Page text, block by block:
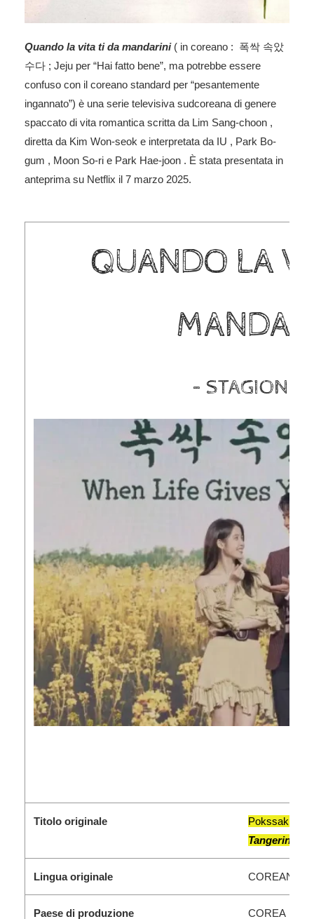
Quando la vita ti da mandarini( in coreano : 폭싹 속았
수다 ; Jeju per “Hai fatto bene”, ma potrebbe essere
confuso con il coreano standard per “pesantemente
ingannato”) è una serie televisiva sudcoreana di genere
spaccato di vita romantica scritta da Lim Sang-choon ,
diretta da Kim Won-seok e interpretata da IU , Park Bo-
gum , Moon So-ri e Park Hae-joon . È stata presentata in
anteprima su Netflix il 7 marzo 2025.
QUANDO LA
– STAGIONE
Titolo originale
Pokssak
Tangerine )
Lingua originale COREANO
Paese di produzione COREA